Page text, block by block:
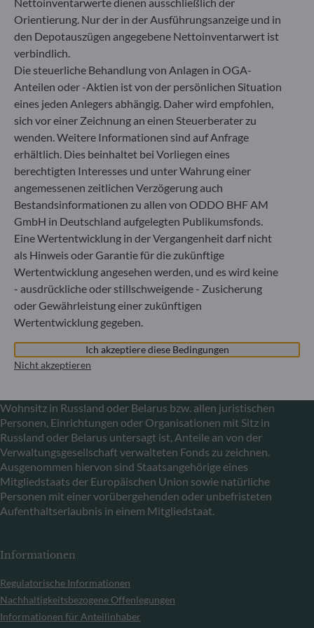
+49 (0) 69 920 50 0
Von der Bundesanstalt für Finanzdienstleistungsaufsicht
(„BaFin“) zugelassene und beaufsichtigte
Fondsverwaltungsgesellschaft
Handelsregister : HRB 11971 Amtsgericht Düsseldorf
ODDO BHF Asset Management LUX
6, rue Gabriel Lippmann
L-5365 Munsbach
Luxemburg
+352 45 76 76 245
Von der Luxemburger Commission de Surveillance du
Secteur Financier (CSSF) zugelassene
Fondsverwaltungsgesellschaft, Handelsregisternummer: B
29891
Mitteilung zu EU-Sanktionen gegen Russland
In Übereinstimmung mit den von der Europäischen Union
Sanktionen informieren wir Sie darüber, dass es gemäß den
Bestimmungen der Verordnungen (EU) Nr. 833/2014 und
Wohnsitz in Russland oder Belarus bzw. allen juristischen
Personen, Einrichtungen oder Organisationen mit Sitz in
Russland oder Belarus untersagt ist, Anteile an von der
Verwaltungsgesellschaft verwalteten Fonds zu zeichnen.
Ausgenommen hiervon sind Staatsangehörige eines
Mitgliedstaats der Europäischen Union sowie natürliche
Personen mit einer vorübergehenden oder unbefristeten
Aufenthaltserlaubnis in einem Mitgliedstaat.
Informationen
Regulatorische Informationen
Nachhaltigkeitsbezogene Offenlegungen
Informationen für Anteilinhaber
Orientierung. Nur der in der Ausführungsanzeige und in
den Depotauszügen angegebene Nettoinventarwert ist
verbindlich.
Die steuerliche Behandlung von Anlagen in OGA-
Anteilen oder -Aktien ist von der persönlichen Situation
eines jeden Anlegers abhängig. Daher wird empfohlen,
sich vor einer Zeichnung an einen Steuerberater zu
wenden. Weitere Informationen sind auf Anfrage
erhältlich. Dies beinhaltet bei Vorliegen eines
berechtigten Interesses und unter Wahrung einer
angemessenen zeitlichen Verzögerung auch
Bestandsinformationen zu allen von ODDO BHF AM
GmbH in Deutschland aufgelegten Publikumsfonds.
Eine Wertentwicklung in der Vergangenheit darf nicht
als Hinweis oder Garantie für die zukünftige
Wertentwicklung angesehen werden, und es wird keine
- ausdrückliche oder stillschweigende - Zusicherung
oder Gewährleistung einer zukünftigen
Wertentwicklung gegeben.
Ich akzeptiere diese Bedingungen
Nicht akzeptieren